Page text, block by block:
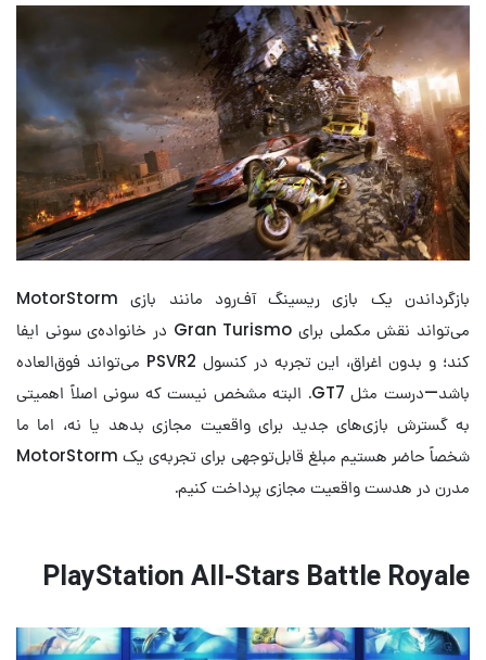
بازگرداندن یک بازی ریسینگ آف‌رود مانند بازی MotorStorm
می‌تواند نقش مکملی برای Gran Turismo در خانواده‌ی سونی ایفا
کند؛ و بدون اغراق، این تجربه در کنسول PSVR2 می‌تواند فوق‌العاده
باشد—درست مثل GT7. البته مشخص نیست که سونی اصلاً اهمیتی
به گسترش بازی‌های جدید برای واقعیت مجازی بدهد یا نه، اما ما
شخصاً حاضر هستیم مبلغ قابل‌توجهی برای تجربه‌ی یک MotorStorm
مدرن در هدست واقعیت مجازی پرداخت کنیم.
PlayStation All-Stars Battle Royale